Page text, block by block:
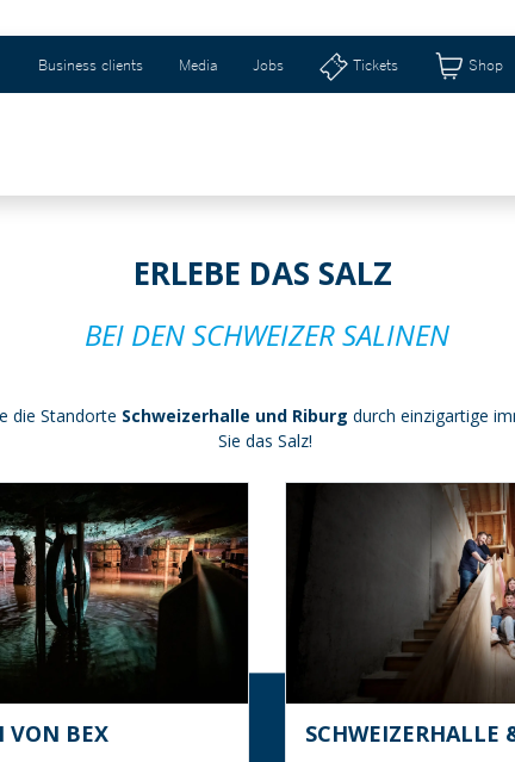
Business clients Media Jobs Tickets Shop
ERLEBE DAS SALZ
BEI DEN SCHWEIZER SALINEN
die Standorte Schweizerhalle und Riburg durch einzigartige
Sie das Salz!
VON BEX SCHWEIZERHALLE